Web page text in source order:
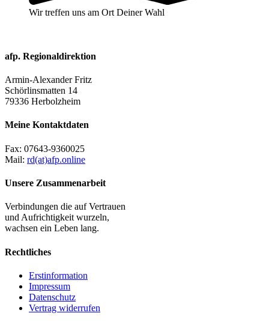
Wir treffen uns am Ort Deiner Wahl
afp. Regionaldirektion
Armin-Alexander Fritz
Schörlinsmatten 14
79336 Herbolzheim
Meine Kontaktdaten
Fax: 07643-9360025
Mail: rd(at)afp.online
Unsere Zusammenarbeit
Verbindungen die auf Vertrauen
und Aufrichtigkeit wurzeln,
wachsen ein Leben lang.
Rechtliches
Erstinformation
Impressum
Datenschutz
Vertrag widerrufen